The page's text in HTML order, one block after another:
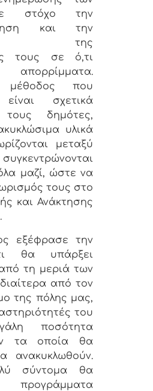
στόχο την
και την
της
τους σε ό,τι
που
είναι σχετικά
δημότες,
υλικά
μεταξύ
μαζί, ώστε να
τους στο
και Ανάκτησης
εξέφρασε την
θα υπάρξει
τη μεριά των
από τον
της πόλης μας,
του
ποσότητα
τα οποία θα
ανακυκλωθούν.
σύντομα θα
προγράμματα